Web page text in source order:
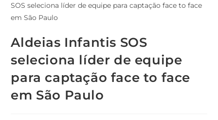
Aldeias Infantis SOS
seleciona líder de equipe
para captação face to face
em São Paulo